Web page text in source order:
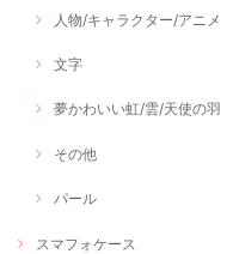
人物/キャラクター/アニメ
文字
夢かわいい虹/雲/天使の羽
その他
パール
スマフォケース